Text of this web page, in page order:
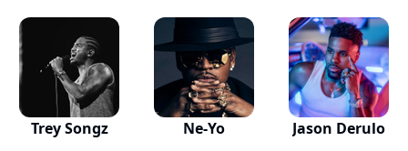
Trey Songz Ne-Yo Jason Derulo